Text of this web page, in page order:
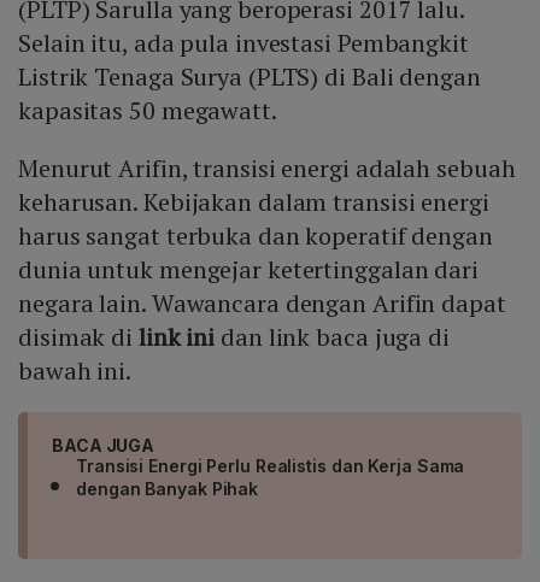
(PLTP) Sarulla yang beroperasi 2017 lalu.
Selain itu, ada pula investasi Pembangkit
Listrik Tenaga Surya (PLTS) di Bali dengan
kapasitas 50 megawatt.
Menurut Arifin, transisi energi adalah sebuah
keharusan. Kebijakan dalam transisi energi
harus sangat terbuka dan koperatif dengan
dunia untuk mengejar ketertinggalan dari
negara lain. Wawancara dengan Arifin dapat
disimak di link ini dan link baca juga di
bawah ini.
BACA JUGA
Transisi Energi Perlu Realistis dan Kerja Sama
dengan Banyak Pihak